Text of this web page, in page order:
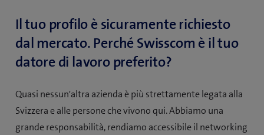
Il tuo profilo è sicuramente richiesto
dal mercato. Perché Swisscom è il tuo
datore di lavoro preferito?
Quasi nessun'altra azienda è più strettamente legata alla
Svizzera e alle persone che vivono qui. Abbiamo una
grande responsabilità, rendiamo accessibile il networking